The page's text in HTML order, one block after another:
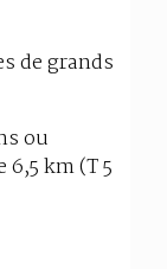
de grands
ou
km (T 5